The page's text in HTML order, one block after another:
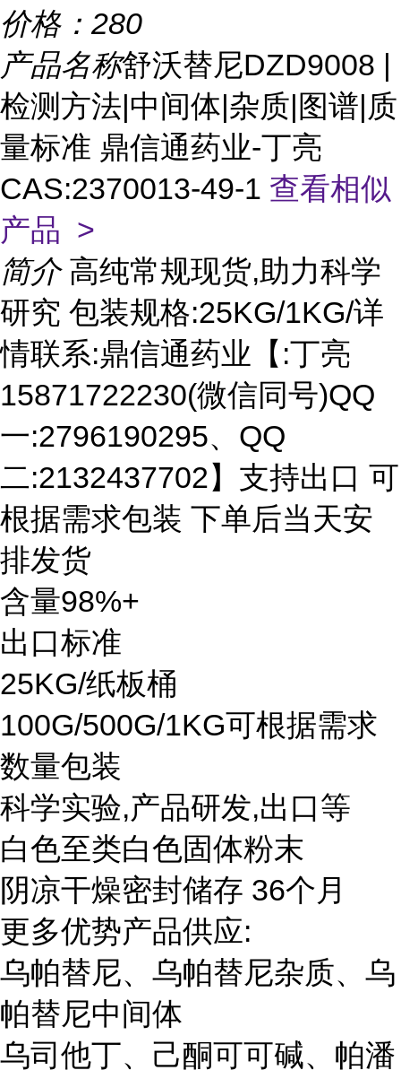
价格： 280
产品名称舒沃替尼DZD9008 |
检测方法|中间体|杂质|图谱|质
量标准 鼎信通药业-丁亮
CAS:2370013-49-1 查看相似
产品 >
简介 高纯常规现货,助力科学
研究 包装规格:25KG/1KG/详
情联系:鼎信通药业【:丁亮
15871722230(微信同号)QQ
一:2796190295、QQ
二:2132437702】支持出口 可
根据需求包装 下单后当天安
排发货
含量98%+
出口标准
25KG/纸板桶
100G/500G/1KG可根据需求
数量包装
科学实验,产品研发,出口等
白色至类白色固体粉末
阴凉干燥密封储存 36个月
更多优势产品供应:
乌帕替尼、乌帕替尼杂质、乌
帕替尼中间体
乌司他丁、己酮可可碱、帕潘